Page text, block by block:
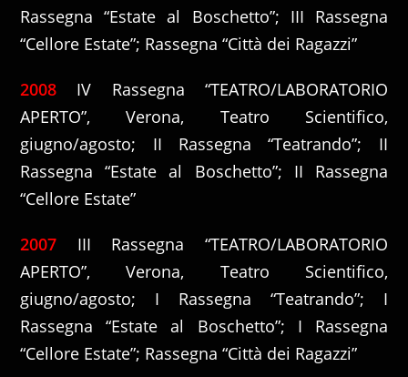
Rassegna “Estate al Boschetto”; III Rassegna
“Cellore Estate”; Rassegna “Città dei Ragazzi”
2008 IV Rassegna “TEATRO/LABORATORIO
APERTO”, Verona, Teatro Scientifico,
giugno/agosto; II Rassegna “Teatrando”; II
Rassegna “Estate al Boschetto”; II Rassegna
“Cellore Estate”
2007 III Rassegna “TEATRO/LABORATORIO
APERTO”, Verona, Teatro Scientifico,
giugno/agosto; I Rassegna “Teatrando”; I
Rassegna “Estate al Boschetto”; I Rassegna
“Cellore Estate”; Rassegna “Città dei Ragazzi”